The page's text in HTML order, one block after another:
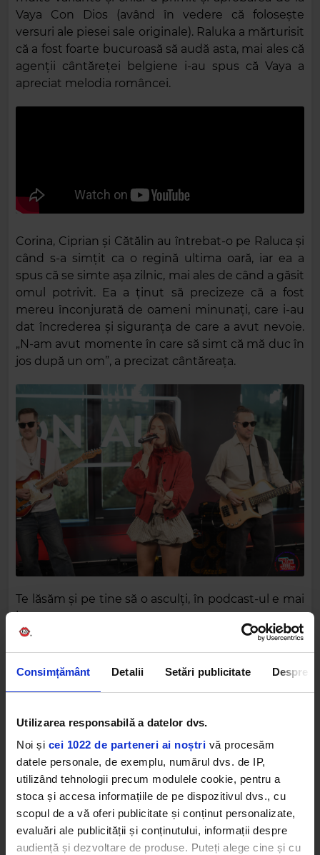
Consimțământ Detalii Setări publicitate Despre
Utilizarea responsabilă a datelor dvs.
Noi și cei 1022 de parteneri ai noștri vă procesăm
datele personale, de exemplu, numărul dvs. de IP,
utilizând tehnologii precum modulele cookie, pentru a
stoca și accesa informațiile de pe dispozitivul dvs., cu
scopul de a vă oferi publicitate și conținut personalizate,
evaluări ale publicității și conținutului, informații despre
audiență și dezvoltare de produse. Puteți alege cine și cu
Vaya Con Dios (având în vedere că folosește
versuri ale piesei sale originale). Raluka a mărturisit
că a fost foarte bucuroasă să audă asta, mai ales că
agenții cântăreței belgiene i-au spus că Vaya a
apreciat melodia româncei.
Corina, Ciprian și Cătălin au întrebat-o pe Raluca și
când s-a simțit ca o regină ultima oară, iar ea a
spus că se simte așa zilnic, mai ales de când a găsit
omul potrivit. Ea a ținut să precizeze că a fost
mereu înconjurată de oameni minunați, care i-au
dat încrederea și siguranța de care a avut nevoie.
„N-am avut momente în care să simt că mă duc în
jos după un om”, a precizat cântăreața.
Te lăsăm și pe tine să o asculți, în podcast-ul e mai
jos:
DesKiss Dimineața - invitată Raluka - 10 martie
2026
DesKiss Dimineața - 10 iulie 2026
DesKiss Dimineața ,01:06:12
DesKiss Dimineața - invitată trupa Vama -
9 iulie 2026
DesKiss Dimineața,01:10:34